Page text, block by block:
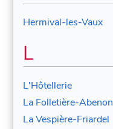
Hermival-les-Vaux
L
L'Hôtellerie
La Folletière-Abenon
La Vespière-Friardel